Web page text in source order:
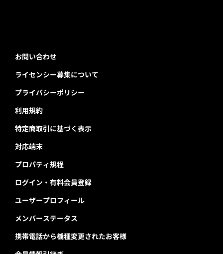
お問い合わせ
ライセンシー募集について
プライバシーポリシー
利用規約
特定商取引に基づく表示
対応端末
プロパティ規程
ログイン・有料会員登録
ユーザープロフィール
メンバーステータス
携帯電話から機種変更されたお客様